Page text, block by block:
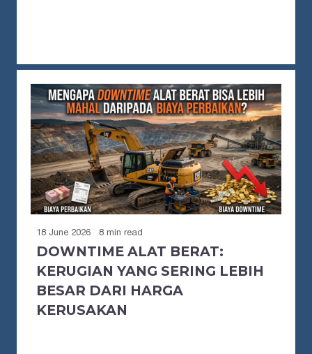
18 June 2026 8 min read
DOWNTIME ALAT BERAT:
KERUGIAN YANG SERING LEBIH
BESAR DARI HARGA
KERUSAKAN